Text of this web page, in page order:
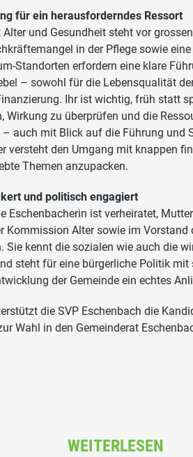
für ein herausforderndes Ressort
Alter und Gesundheit steht vor
in der Pflege sowie
Standorten erfordern eine klare
– sowohl für die Lebensqualität
Ihr ist wichtig, früh statt
Wirkung zu überprüfen und die
– auch mit Blick auf die Führung und
versteht den Umgang mit knappen
Themen anzupacken.
und politisch engagiert
Eschenbacherin ist verheiratet,
Kommission Alter sowie im
Sie kennt die sozialen wie auch die
steht für eine bürgerliche Politik
der Gemeinde ein echtes
die SVP Eschenbach die
Wahl in den Gemeinderat
WEITERLESEN